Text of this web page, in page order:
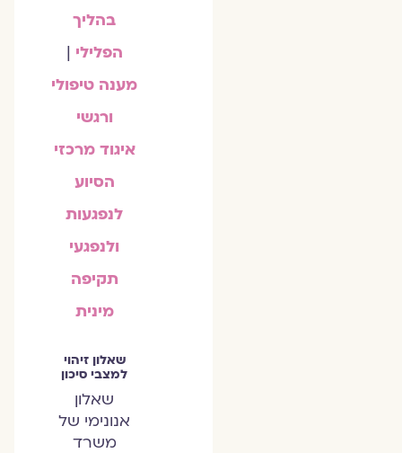
בהליך
הפלילי|
מענה טיפולי
ורגשי
איגוד מרכזי
הסיוע
לנפגעות
ולנפגעי
תקיפה
מינית
שאלון זיהוי
למצבי סיכון
שאלון
אנונימי של
משרד